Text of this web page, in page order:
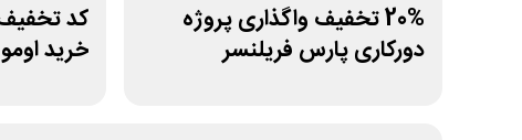
20% تخفیف واگذاری پروژه
دورکاری پارس فریلنسر
خرید اومو